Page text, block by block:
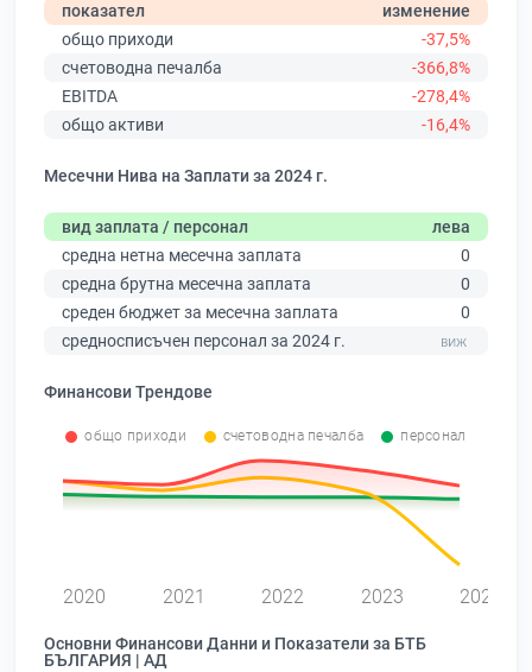
показател
изменение
общо приходи
-37,5%
счетоводна печалба
-366,8%
EBITDA
-278,4%
общо активи
-16,4%
Месечни Нива на Заплати за 2024 г.
вид заплата / персонал
лева
средна нетна месечна заплата
0
средна брутна месечна заплата
0
среден бюджет за месечна заплата
0
средносписъчен персонал за 2024 г.
Финансови Трендове
общо приходи счетоводна печалба персонал
2020 2021 2022 2023 2024
Основни Финансови Данни и Показатели за БТБ
БЪЛГАРИЯ | АД